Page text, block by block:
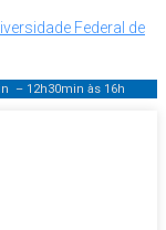
Federal de
– 12h30min às 16h